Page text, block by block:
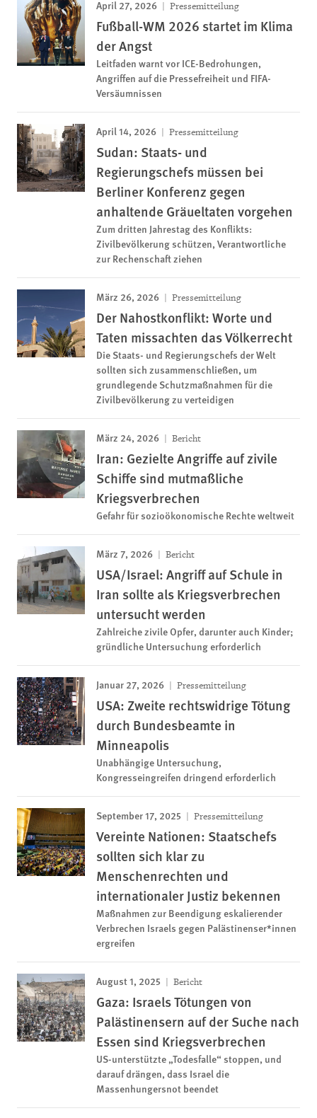
April 27, 2026 Pressemitteilung
Fußball-WM 2026 startet im Klima
der Angst
Leitfaden warnt vor ICE-Bedrohungen,
Angriffen auf die Pressefreiheit und FIFA-
Versäumnissen
April 14, 2026 Pressemitteilung
Sudan: Staats- und
Regierungschefs müssen bei
Berliner Konferenz gegen
anhaltende Gräueltaten vorgehen
Zum dritten Jahrestag des Konflikts:
Zivilbevölkerung schützen, Verantwortliche
zur Rechenschaft ziehen
März 26, 2026 Pressemitteilung
Der Nahostkonflikt: Worte und
Taten missachten das Völkerrecht
Die Staats- und Regierungschefs der Welt
sollten sich zusammenschließen, um
grundlegende Schutzmaßnahmen für die
Zivilbevölkerung zu verteidigen
März 24, 2026 Bericht
Iran: Gezielte Angriffe auf zivile
Schiffe sind mutmaßliche
Kriegsverbrechen
Gefahr für sozioökonomische Rechte weltweit
März 7, 2026 Bericht
USA/Israel: Angriff auf Schule in
Iran sollte als Kriegsverbrechen
untersucht werden
Zahlreiche zivile Opfer, darunter auch Kinder;
gründliche Untersuchung erforderlich
Januar 27, 2026 Pressemitteilung
USA: Zweite rechtswidrige Tötung
durch Bundesbeamte in
Minneapolis
Unabhängige Untersuchung,
Kongresseingreifen dringend erforderlich
September 17, 2025 Pressemitteilung
Vereinte Nationen: Staatschefs
sollten sich klar zu
Menschenrechten und
internationaler Justiz bekennen
Maßnahmen zur Beendigung eskalierender
Verbrechen Israels gegen Palästinenser*innen
ergreifen
August 1, 2025 Bericht
Gaza: Israels Tötungen von
Palästinensern auf der Suche nach
Essen sind Kriegsverbrechen
US-unterstützte „Todesfalle“ stoppen, und
darauf drängen, dass Israel die
Massenhungersnot beendet